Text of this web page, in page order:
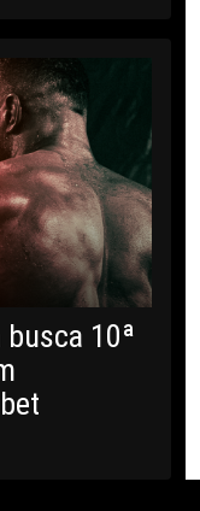
busca 10ª